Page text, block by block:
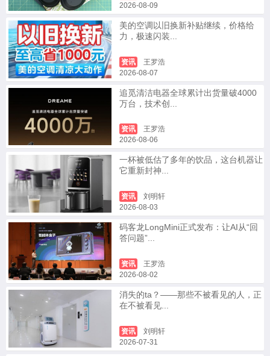
2026-08-09
美的空调以旧换新补贴继续，价格给
力，极速闪装...
资讯
王罗浩
2026-08-07
追觅清洁电器全球累计出货量破4000
万台，技术创...
资讯
王罗浩
2026-08-06
一杯被低估了多年的饮品，这台机器让
它重新封神...
资讯
刘明轩
2026-08-03
码客龙LongMini正式发布：让AI从“回
答问题”...
资讯
王罗浩
2026-08-02
消失的ta？——那些不被看见的人，正
在不被看见...
资讯
刘明轩
2026-07-31